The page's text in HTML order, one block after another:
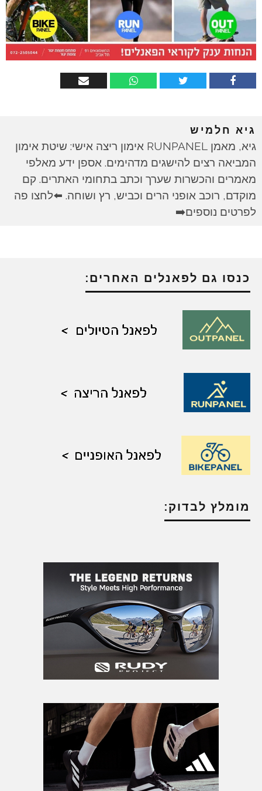
גיא חלמיש
גיא, מאמן RUNPANEL אימון ריצה אישי: שיטת אימון
המביאה רצים להישגים מדהימים. אספן ידע מאלפי
מאמרים והכשרות שערך וכתב בתחומי האתרים. קם
מוקדם, רוכב אופני הרים וכביש, רץ ושוחה. ⬅️לחצו פה
לפרטים נוספים➡️
כנסו גם לפאנלים האחרים:
מומלץ לבדוק: